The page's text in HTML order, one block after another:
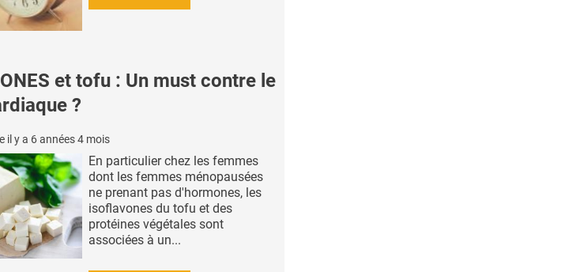
et tofu : Un must contre le
?
il y a 6 années 4 mois
En particulier chez les femmes
dont les femmes ménopausées
ne prenant pas d'hormones, les
isoflavones du tofu et des
protéines végétales sont
associées à un...